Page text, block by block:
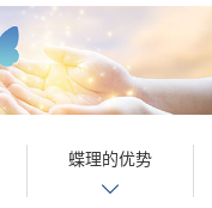
蝶理的优势